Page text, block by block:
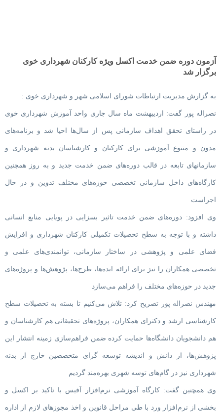
آزمون دوره ضمن خدمت اکسل ویژه کارکنان شهرداری خوی
برگزار شد
به گزارش مدیریت ارتباطات شورای اسلامی شهر و شهرداری خوی :
نصراله پور گفت: اردیبهشت ماه سال جاری واحد آموزش شهرداری خوی
در راستای تحقق اهداف سازمانی پس از سال‌ها احیا شد و برنامه‌های
مدون و متنوع آموزشی برای کارکنان و کارشناسان بدنه شهرداری و
سازمانهای تابعه در قالب دوره‌های ضمن خدمت جدید و به روز همچنین
کارگاه‌های داخل سازمانی تخصصی حوزه‌های مختلف تدوین و در حال
اجراست
وی افزود: دوره‌های ضمن خدمت تاثیر بسزایی در پویایی منابع انسانی
داشته و با توجه به سطح تحصیلات تکمیلی کارکنان شهرداری و افزایش
فضای علمی و پژوهشی در ساختار سازمانی، توانمندی‌های علمی و
تخصصی همکاران را نیز برای ارائه ایده‌ها، طرح‌ها، پژوهش‌ها و پروژه‌های
جدید در حوزه‌های مختلف را فراهم می‌سازد
مهندس نصراله پور تصریح کرد: تلاش می‌کنیم تا بسته به تحصیلات سطح
کارشناسی ارشد و دکترای همکاران، پروژه‌های تحقیقاتی هم کارشناسان و
هم دانشجویان دانشگاه‌ها حمایت کرده ضمن فراهم‌سازی زمینه انتشار این
پژوهش‌ها، از دانش و اندیشه توسعه گرای متخصصین خارج از بدنه
شهرداری نیز در گام‌های توسه شهری بهره‌مند گردیم
وی همچنین گفت: کارگاه آموزشی نرم‌افزار آفیس با تاکید بر اکسل و
بخشی از نرم‌افزار ورد با طی مراحل قانوین و اخذ مجوزهای لازم از اداره